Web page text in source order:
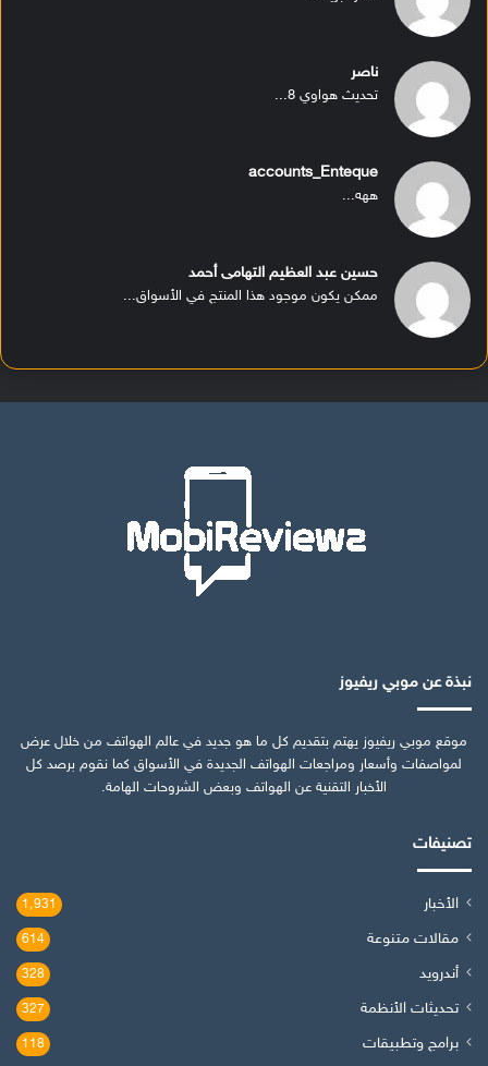
ناصر
تحديث هواوي 8...
accounts_Enteque
ههه...
حسين عبد العظيم التهامى أحمد
ممكن يكون موجود هذا المنتج في الأسواق...
نبذة عن موبي ريفيوز
موقع موبي ريفيوز يهتم بتقديم كل ما هو جديد في عالم الهواتف من خلال عرض
لمواصفات وأسعار ومراجعات الهواتف الجديدة في الأسواق كما نقوم برصد كل
الأخبار التقنية عن الهواتف وبعض الشروحات الهامة.
تصنيفات
الأخبار 1٬931
مقالات متنوعة 614
أندرويد 328
تحديثات الأنظمة 327
برامج وتطبيقات 118